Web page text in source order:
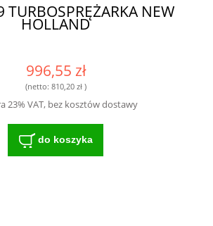
NEW
HOLLAND
996,55 zł
(netto: 810,20 zł)
23% VAT, bez kosztów dostawy
do koszyka